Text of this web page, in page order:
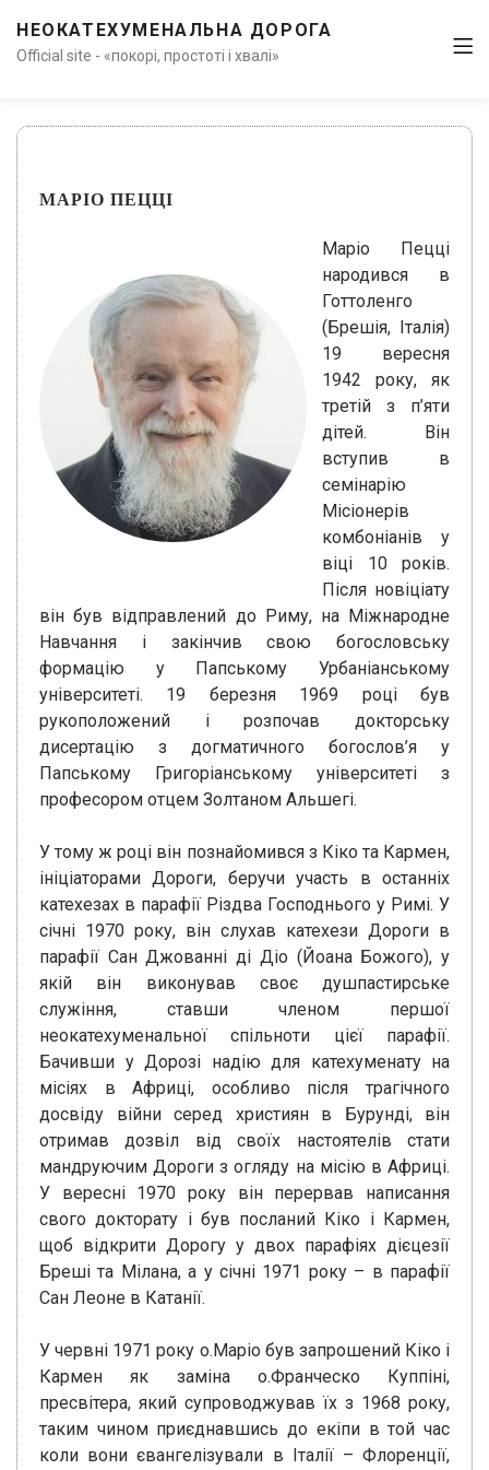
НЕОКАТЕХУМЕНАЛЬНА ДОРОГА
Official site - «покорі, простоті і хвалі»
МАРІО ПЕЦЦІ
Маріо Пецці
народився в
Готтоленго
(Брешія, Італія)
19 вересня
1942 року, як
третій з п’яти
дітей. Він
вступив в
семінарію
Місіонерів
комбоніанів у
віці 10 років.
Після новіціату
він був відправлений до Риму, на Міжнародне
Навчання і закінчив свою богословську
формацію у Папському Урбаніанському
університеті. 19 березня 1969 році був
рукоположений і розпочав докторську
дисертацію з догматичного богослов’я у
Папському Григоріанському університеті з
професором отцем Золтаном Альшегі.
У тому ж році він познайомився з Кіко та Кармен,
ініціаторами Дороги, беручи участь в останніх
катехезах в парафії Різдва Господнього у Римі. У
січні 1970 року, він слухав катехези Дороги в
парафії Сан Джованні ді Діо (Йоана Божого), у
якій він виконував своє душпастирське
служіння, ставши членом першої
неокатехуменальної спільноти цієї парафії.
Бачивши у Дорозі надію для катехуменату на
місіях в Африці, особливо після трагічного
досвіду війни серед християн в Бурунді, він
отримав дозвіл від своїх настоятелів стати
мандруючим Дороги з огляду на місію в Африці.
У вересні 1970 року він перервав написання
свого докторату і був посланий Кіко і Кармен,
щоб відкрити Дорогу у двох парафіях дієцезії
Бреші та Мілана, а у січні 1971 року – в парафії
Сан Леоне в Катанії.
У червні 1971 року о.Маріо був запрошений Кіко і
Кармен як заміна о.Франческо Куппіні,
пресвітера, який супроводжував їх з 1968 року,
таким чином приєднавшись до екіпи в той час
коли вони євангелізували в Італії – Флоренції,